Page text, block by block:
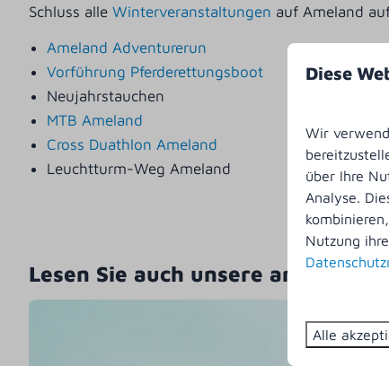
Schluss alleWinterveranstaltungen auf Ameland
Ameland Adventurerun
Vorführung Pferderettungsboot
Neujahrstauchen
MTB Ameland
Cross Duathlon Ameland
Leuchtturm-Weg Ameland
Lesen Sie auch unsere anderen
Diese
Wir
über Ihre
Analyse.
Nutzung
Alle